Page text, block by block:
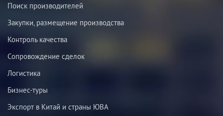
Поиск производителей
Закупки, размещение производства
Контроль качества
Сопровождение сделок
Логистика
Бизнес-туры
Экспорт в Китай и страны ЮВА